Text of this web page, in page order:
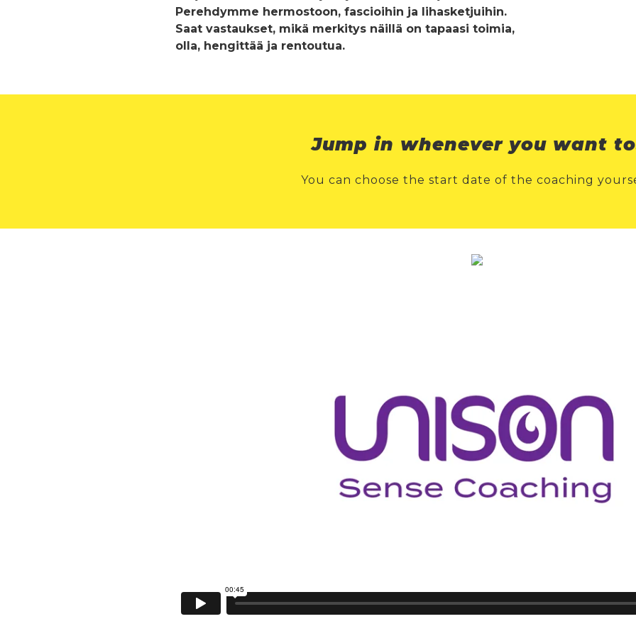
Perehdymme hermostoon, fascioihin ja lihasketjuihin.
Saat vastaukset, mikä merkitys näillä on tapaasi toimia,
olla, hengittää ja rentoutua.
Jump in whenever you want
You can choose the start date of the coaching